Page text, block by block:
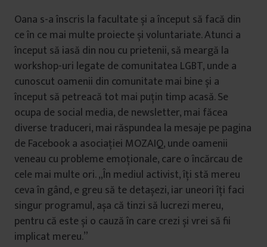
Oana s-a înscris la facultate și a început să facă din
ce în ce mai multe proiecte și voluntariate. Atunci a
început să iasă din nou cu prietenii, să meargă la
workshop-uri legate de comunitatea LGBT, unde a
cunoscut oamenii din comunitate mai bine și a
început să petreacă tot mai puțin timp acasă. Se
ocupa de social media, de newsletter, mai făcea
diverse traduceri, mai răspundea la mesaje pe pagina
de Facebook a asociației MOZAIQ, unde oamenii
veneau cu probleme emoționale, care o încărcau de
cele mai multe ori. „În mediul activist, îți stă mereu
ceva în gând, e greu să te detașezi, iar uneori îți faci
singur programul, așa că tinzi să lucrezi mereu,
pentru că este și o cauză în care crezi și vrei să fii
implicat mereu.”